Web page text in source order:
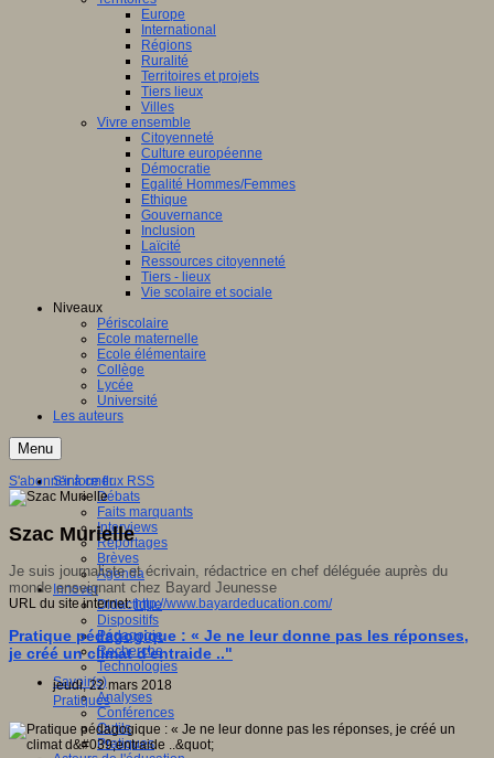
Europe
International
Régions
Ruralité
Territoires et projets
Tiers lieux
Villes
Vivre ensemble
Citoyenneté
Culture européenne
Démocratie
Egalité Hommes/Femmes
Ethique
Gouvernance
Inclusion
Laïcité
Ressources citoyenneté
Tiers - lieux
Vie scolaire et sociale
Niveaux
Périscolaire
Ecole maternelle
Ecole élémentaire
Collège
Lycée
Université
Les auteurs
Menu
S'informer
Débats
Faits marquants
Interviews
Reportages
Brèves
Agenda
Innover
Didactique
Dispositifs
Pédagogie
Recherche
Technologies
Savoir(s)
Analyses
Conférences
Outils
Pratiques
S'abonner à ce flux RSS
Szac Murielle
Je suis journaliste et écrivain, rédactrice en chef déléguée auprès du
monde enseignant chez Bayard Jeunesse
URL du site internet:http://www.bayardeducation.com/
Pratique pédagogique : « Je ne leur donne pas les réponses,
je créé un climat d'entraide .."
jeudi, 22 mars 2018
Pratiques